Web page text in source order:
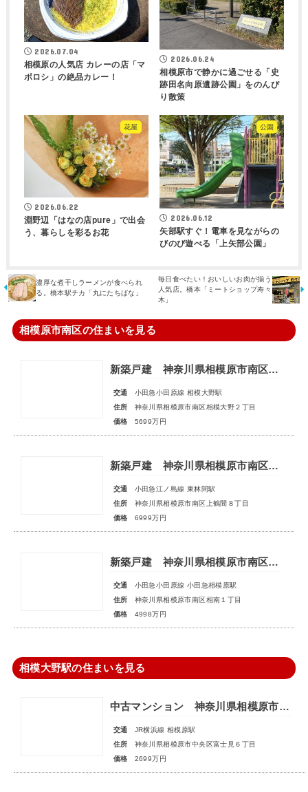
2026.07.04
相模原の人気店 カレーの店「マ
ボロシ」の絶品カレー！
2026.06.24
相模原市で静かに過ごせる「史
跡田名向原遺跡公園」をのんび
り散策
花屋
2026.06.22
淵野辺「はなの店pure」で出会
う、暮らしを彩るお花
公園
2026.06.12
矢部駅すぐ！電車を見ながらの
びのび遊べる「上矢部公園」
濃厚な煮干しラーメンが食べられ
る。橋本駅チカ「丸にたちばな」
毎日食べたい！おいしいお肉が揃う
人気店。橋本「ミートショップ寿々
木」
相模原市南区の住まいを見る
新築戸建 神奈川県相模原市南区相模大野２丁目
交通
小田急小田原線 相模大野駅
住所
神奈川県相模原市南区相模大野２丁目
価格
5699万円
新築戸建 神奈川県相模原市南区上鶴間８丁目
交通
小田急江ノ島線 東林間駅
住所
神奈川県相模原市南区上鶴間８丁目
価格
6999万円
新築戸建 神奈川県相模原市南区相南１丁目
交通
小田急小田原線 小田急相模原駅
住所
神奈川県相模原市南区相南１丁目
価格
4998万円
相模大野駅の住まいを見る
中古マンション 神奈川県相模原市中央区富士見６丁目
交通
JR横浜線 相模原駅
住所
神奈川県相模原市中央区富士見６丁目
価格
2699万円